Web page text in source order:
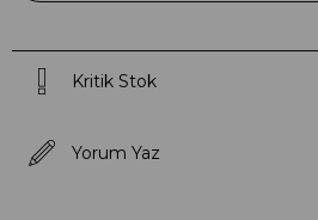
Kritik Stok
Yorum Yaz